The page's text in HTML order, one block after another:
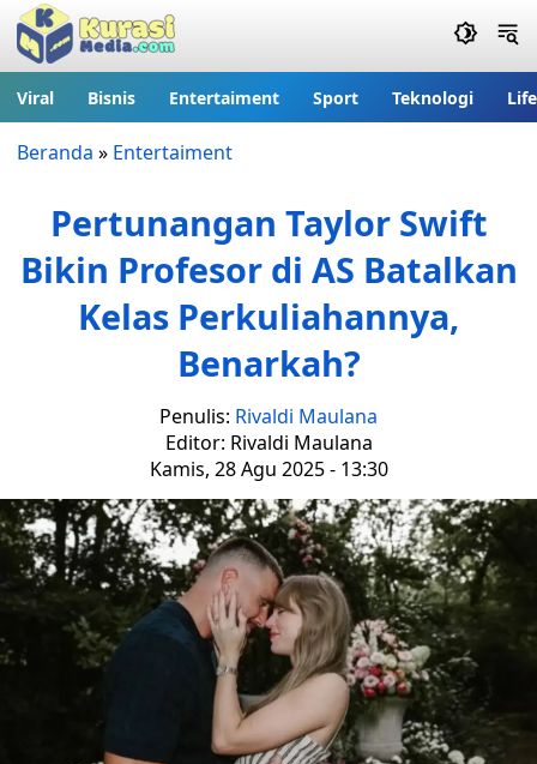
Viral Bisnis Entertaiment Sport Teknologi
Beranda » Entertaiment
Pertunangan Taylor Swift
Bikin Profesor di AS Batalkan
Kelas Perkuliahannya,
Benarkah?
Penulis: Rivaldi Maulana
Editor: Rivaldi Maulana
Kamis, 28 Agu 2025 - 13:30